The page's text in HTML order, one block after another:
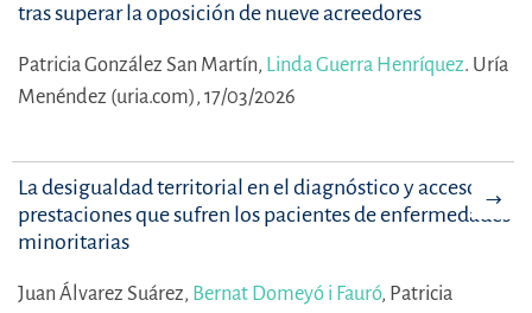
tras superar la oposición de nueve acreedores
Patricia González San Martín, Linda Guerra Henríquez. Uría
Menéndez (uria.com), 17/03/2026
La desigualdad territorial en el diagnóstico y acceso a
prestaciones que sufren los pacientes de enfermedades
minoritarias
Juan Álvarez Suárez, Bernat Domeyó i Fauró, Patricia